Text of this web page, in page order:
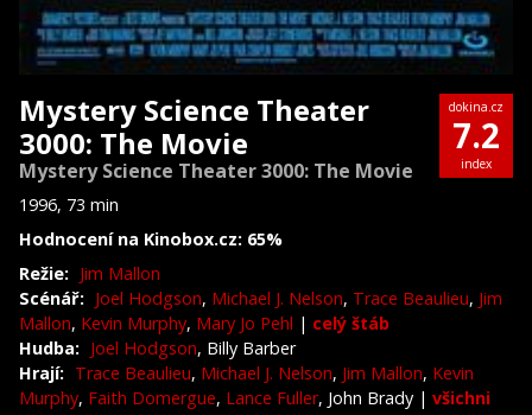
Mystery Science Theater
3000: The Movie
Mystery Science Theater 3000: The Movie
1996, 73 min
Hodnocení na Kinobox.cz: 65%
dokina.cz
7.2
index
Režie: Jim Mallon
Scénář: Joel Hodgson, Michael J. Nelson, Trace Beaulieu, Jim
Mallon, Kevin Murphy, Mary Jo Pehl | celý štáb
Hudba: Joel Hodgson, Billy Barber
Hrají: Trace Beaulieu, Michael J. Nelson, Jim Mallon, Kevin
Murphy, Faith Domergue, Lance Fuller, John Brady | všichni